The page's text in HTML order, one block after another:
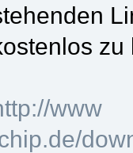
zu
www